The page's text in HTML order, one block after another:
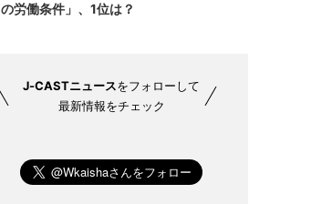
の労働条件」、1位は？
J-CASTニュースをフォローして
最新情報をチェック